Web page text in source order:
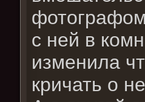
с ней в
изменила
кричать о